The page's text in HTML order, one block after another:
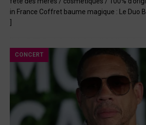
in France Coffret baume magique : Le Duo
CONCERT